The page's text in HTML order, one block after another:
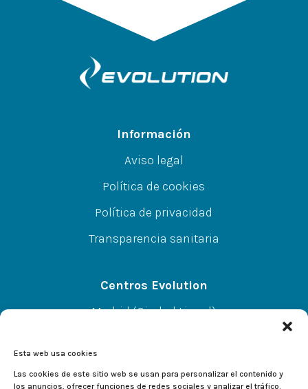
Esta web usa cookies
Las cookies de este sitio web se usan para personalizar el contenido y
los anuncios, ofrecer funciones de redes sociales y analizar el tráfico.
Información
Aviso legal
Política de cookies
Política de privacidad
Transparencia sanitaria
Centros Evolution
Madrid (Ciudad Lineal)
Alcalá de Henares